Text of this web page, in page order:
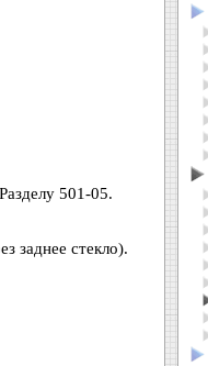
501-05.
заднее стекло).